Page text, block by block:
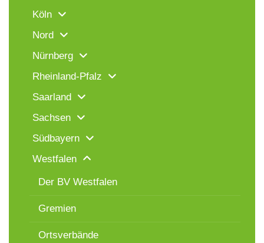
Köln
Nord
Nürnberg
Rheinland-Pfalz
Saarland
Sachsen
Südbayern
Westfalen
Der BV Westfalen
Gremien
Ortsverbände